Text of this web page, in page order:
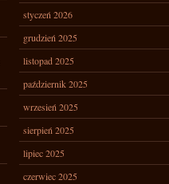
styczeń 2026
grudzień 2025
listopad 2025
październik 2025
wrzesień 2025
sierpień 2025
lipiec 2025
czerwiec 2025